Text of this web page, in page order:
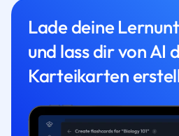
Lade deine
und lass dir von AI
Karteikarten